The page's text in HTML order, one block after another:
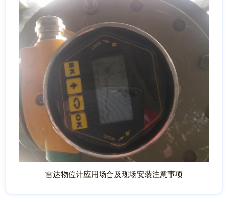
雷达物位计应用场合及现场安装注意事项